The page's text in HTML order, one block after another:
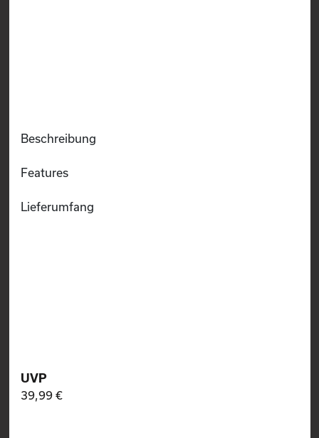
Beschreibung
Features
Lieferumfang
UVP
39,99 €